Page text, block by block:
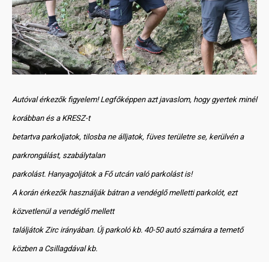
Autóval érkezők figyelem! Legfőképpen azt javaslom, hogy gyertek minél
korábban és a KRESZ-t
betartva parkoljatok, tilosba ne álljatok, füves területre se, kerülvén a
parkrongálást, szabálytalan
parkolást. Hanyagoljátok a Fő utcán való parkolást is!
A korán érkezők használják bátran a vendéglő melletti parkolót, ezt
közvetlenül a vendéglő mellett
találjátok Zirc irányában. Új parkoló kb. 40-50 autó számára a temető
közben a Csillagdával kb.